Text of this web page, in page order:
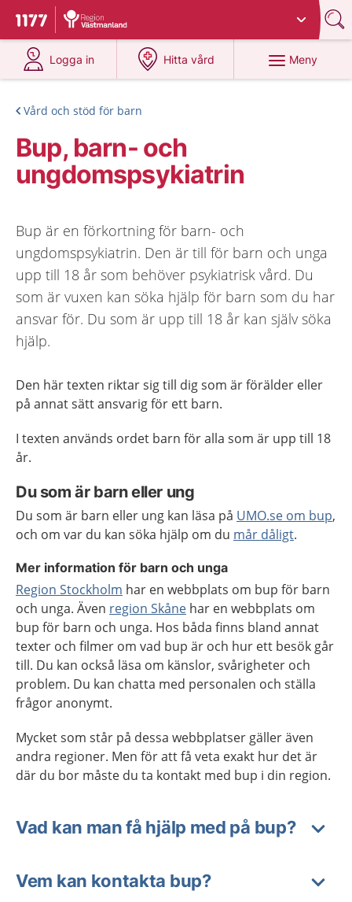
Till startsidan för 1177
Du har valt region
Logga in
på 1177.se
Hitta vård
på 1177.se
Meny
Vård och stöd för barn
Bup, barn- och
ungdomspsykiatrin
Bup är en förkortning för barn- och
ungdomspsykiatrin. Den är till för barn och unga
upp till 18 år som behöver psykiatrisk vård. Du
som är vuxen kan söka hjälp för barn som du har
ansvar för. Du som är upp till 18 år kan själv söka
hjälp.
Den här texten riktar sig till dig som är förälder eller
på annat sätt ansvarig för ett barn.
I texten används ordet barn för alla som är upp till 18
år.
Du som är barn eller ung
Du som är barn eller ung kan läsa på UMO.se om bup,
och om var du kan söka hjälp om du mår dåligt.
Mer information för barn och unga
Region Stockholm har en webbplats om bup för barn
och unga. Även region Skåne har en webbplats om
bup för barn och unga. Hos båda finns bland annat
texter och filmer om vad bup är och hur ett besök går
till. Du kan också läsa om känslor, svårigheter och
problem. Du kan chatta med personalen och ställa
frågor anonymt.
Mycket som står på dessa webbplatser gäller även
andra regioner. Men för att få veta exakt hur det är
där du bor måste du ta kontakt med bup i din region.
Vad kan man få hjälp med på bup?
Vem kan kontakta bup?